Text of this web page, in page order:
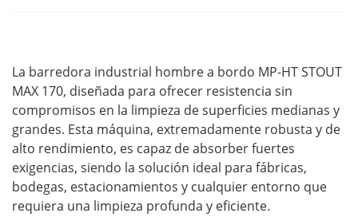
La barredora industrial hombre a bordo MP-HT STOUT
MAX 170, diseñada para ofrecer resistencia sin
compromisos en la limpieza de superficies medianas y
grandes. Esta máquina, extremadamente robusta y de
alto rendimiento, es capaz de absorber fuertes
exigencias, siendo la solución ideal para fábricas,
bodegas, estacionamientos y cualquier entorno que
requiera una limpieza profunda y eficiente.